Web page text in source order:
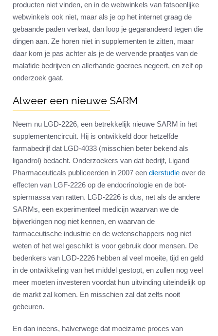
producten niet vinden, en in de webwinkels van fatsoenlijke
webwinkels ook niet, maar als je op het internet graag de
gebaande paden verlaat, dan loop je gegarandeerd tegen die
dingen aan. Ze horen niet in supplementen te zitten, maar
daar kom je pas achter als je de wervende praatjes van de
malafide bedrijven en allerhande goeroes negeert, en zelf op
onderzoek gaat.
Alweer een nieuwe SARM
Neem nu LGD-2226, een betrekkelijk nieuwe SARM in het
supplementencircuit. Hij is ontwikkeld door hetzelfde
farmabedrijf dat LGD-4033 (misschien beter bekend als
ligandrol) bedacht. Onderzoekers van dat bedrijf, Ligand
Pharmaceuticals publiceerden in 2007 een dierstudie over de
effecten van LGF-2226 op de endocrinologie en de bot-
spiermassa van ratten. LGD-2226 is dus, net als de andere
SARMs, een experimenteel medicijn waarvan we de
bijwerkingen nog niet kennen, en waarvan de
farmaceutische industrie en de wetenschappers nog niet
weten of het wel geschikt is voor gebruik door mensen. De
bedenkers van LGD-2226 hebben al veel moeite, tijd en geld
in de ontwikkeling van het middel gestopt, en zullen nog veel
meer moeten investeren voordat hun uitvinding uiteindelijk op
de markt zal komen. En misschien zal dat zelfs nooit
gebeuren.
En dan ineens, halverwege dat moeizame proces van